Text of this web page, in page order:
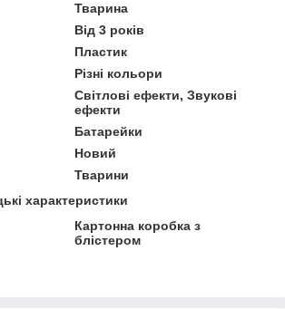
Тварина
Від 3 років
Пластик
Різні кольори
Світлові ефекти, Звукові
ефекти
Батарейки
Новий
Тварини
характеристики
Картонна коробка з
блістером